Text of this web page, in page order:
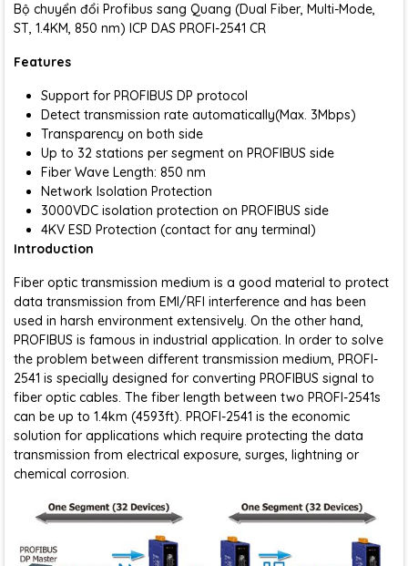
Bộ chuyển đổi Profibus sang Quang (Dual Fiber, Multi-Mode,
ST, 1.4KM, 850 nm) ICP DAS PROFI-2541 CR
Features
Support for PROFIBUS DP protocol
Detect transmission rate automatically(Max. 3Mbps)
Transparency on both side
Up to 32 stations per segment on PROFIBUS side
Fiber Wave Length: 850 nm
Network Isolation Protection
3000VDC isolation protection on PROFIBUS side
4KV ESD Protection (contact for any terminal)
Introduction
Fiber optic transmission medium is a good material to protect
data transmission from EMI/RFI interference and has been
used in harsh environment extensively. On the other hand,
PROFIBUS is famous in industrial application. In order to solve
the problem between different transmission medium, PROFI-
2541 is specially designed for converting PROFIBUS signal to
fiber optic cables. The fiber length between two PROFI-2541s
can be up to 1.4km (4593ft). PROFI-2541 is the economic
solution for applications which require protecting the data
transmission from electrical exposure, surges, lightning or
chemical corrosion.